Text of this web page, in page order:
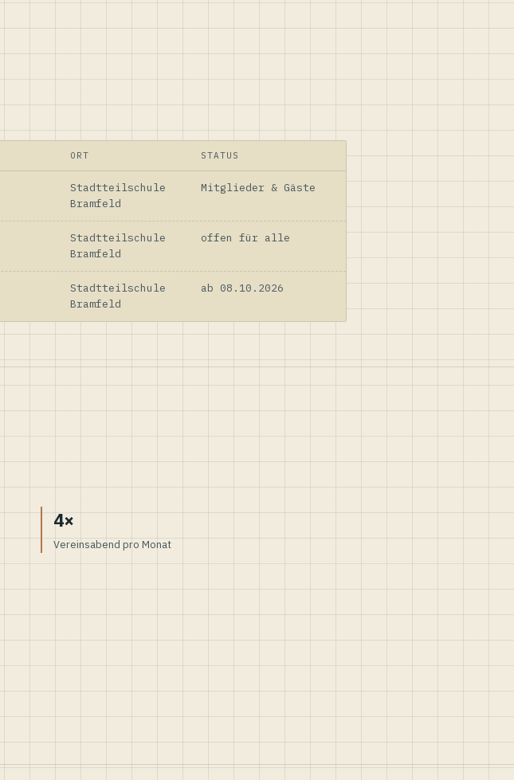
ORT STATUS
Stadtteilschule
Bramfeld
Mitglieder & Gäste
Stadtteilschule
Bramfeld
offen für alle
Stadtteilschule
Bramfeld
ab 08.10.2026
4×
Vereinsabend pro Monat